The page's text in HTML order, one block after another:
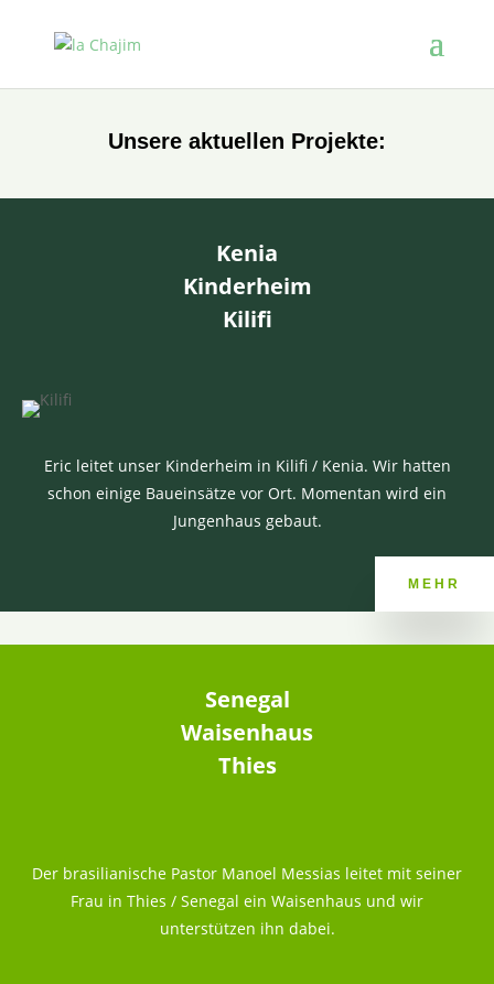
Unsere aktuellen Projekte:
Kenia
Kinderheim
Kilifi
Eric leitet unser Kinderheim in Kilifi / Kenia. Wir hatten
schon einige Baueinsätze vor Ort. Momentan wird ein
Jungenhaus gebaut.
MEHR
Senegal
Waisenhaus
Thies
Der brasilianische Pastor Manoel Messias leitet mit seiner
Frau in Thies / Senegal ein Waisenhaus und wir
unterstützen ihn dabei.